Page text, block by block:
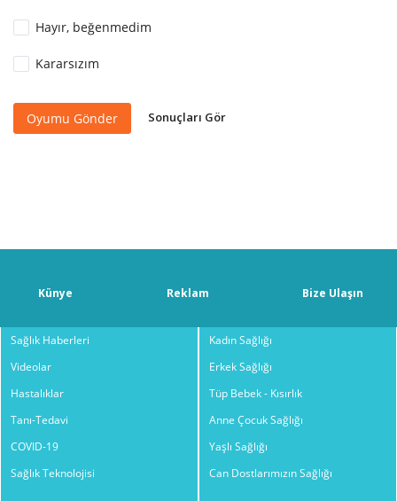
Hayır, beğenmedim
Kararsızım
Oyumu Gönder Sonuçları Gör
Künye Reklam Bize Ulaşın
Sağlık Haberleri
Videolar
Hastalıklar
Tanı-Tedavi
COVID-19
Sağlık Teknolojisi
Kadın Sağlığı
Erkek Sağlığı
Tüp Bebek - Kısırlık
Anne Çocuk Sağlığı
Yaşlı Sağlığı
Can Dostlarımızın Sağlığı